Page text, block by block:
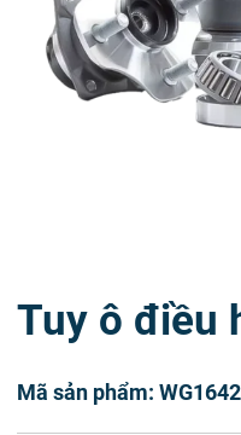
Tuy ô điều
Mã sản phẩm: